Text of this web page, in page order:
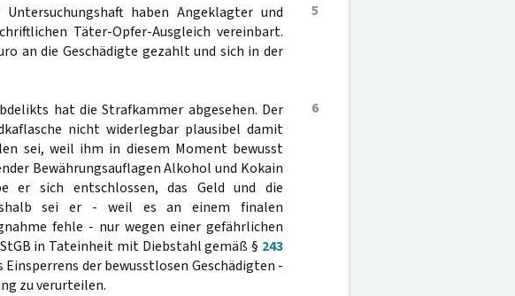
5
haben Angeklagter und
Täter-Opfer-Ausgleich vereinbart.
an die Geschädigte gezahlt und sich in der
6
hat die Strafkammer abgesehen. Der
nicht widerlegbar plausibel damit
sei, weil ihm in diesem Moment bewusst
Bewährungsauflagen Alkohol und Kokain
er sich entschlossen, das Geld und die
sei er - weil es an einem finalen
fehle - nur wegen einer gefährlichen
in Tateinheit mit Diebstahl gemäß § 243
Einsperrens der bewusstlosen Geschädigten -
zu verurteilen.